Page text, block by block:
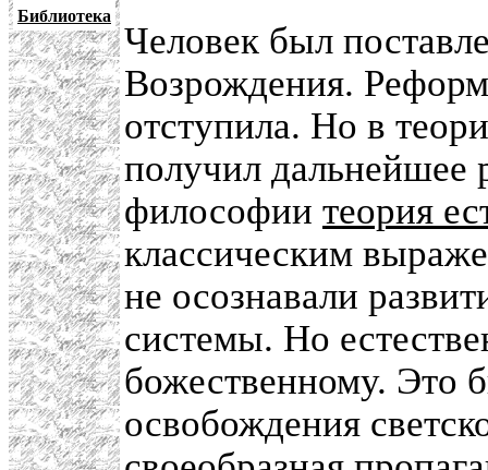
Библиотека
Человек был
Возрождения.
отступила. Но в
получил дальнейшее
философии теория
классическим
не осознавали
системы. Но
божественному. Это
освобождения